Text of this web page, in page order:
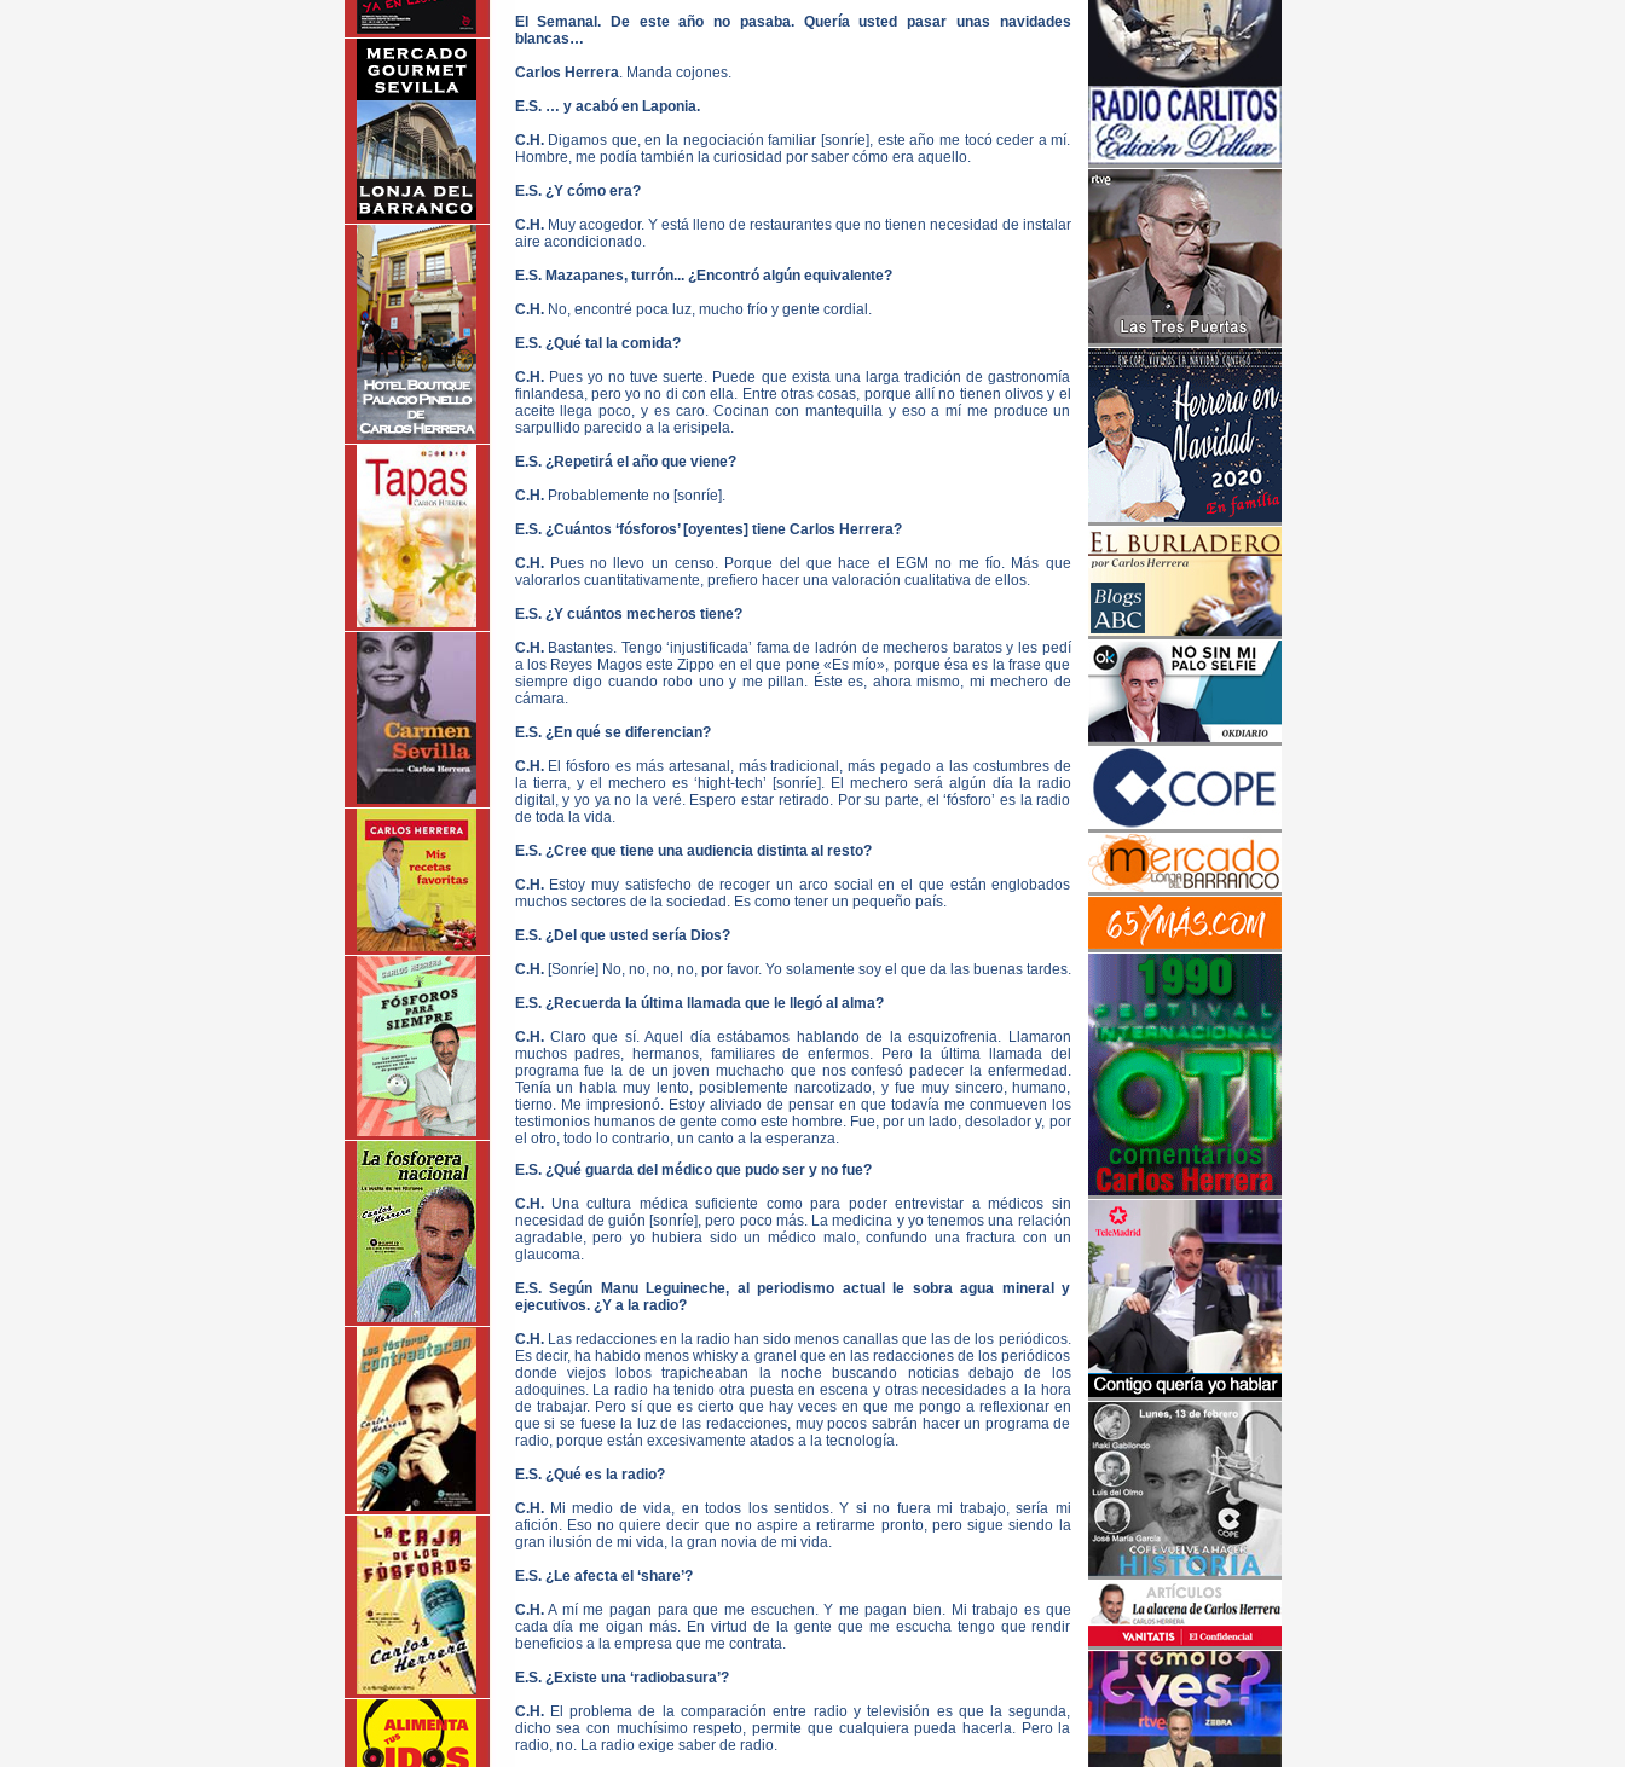
El Semanal. De este año no pasaba. Quería usted pasar unas navidades
blancas…
Carlos Herrera. Manda cojones.
E.S. … y acabó en Laponia.
C.H.Digamos que, en la negociación familiar [sonríe], este año me tocó ceder a mí.
Hombre, me podía también la curiosidad por saber cómo era aquello.
E.S. ¿Y cómo era?
C.H.Muy acogedor. Y está lleno de restaurantes que no tienen necesidad de instalar
aire acondicionado.
E.S. Mazapanes, turrón... ¿Encontró algún equivalente?
C.H.No, encontré poca luz, mucho frío y gente cordial.
E.S. ¿Qué tal la comida?
C.H.Pues yo no tuve suerte. Puede que exista una larga tradición de gastronomía
finlandesa, pero yo no di con ella. Entre otras cosas, porque allí no tienen olivos y el
aceite llega poco, y es caro. Cocinan con mantequilla y eso a mí me produce un
sarpullido parecido a la erisipela.
E.S. ¿Repetirá el año que viene?
C.H.Probablemente no [sonríe].
E.S. ¿Cuántos ‘fósforos’ [oyentes] tiene Carlos Herrera?
C.H.Pues no llevo un censo. Porque del que hace el EGM no me fío. Más que
valorarlos cuantitativamente, prefiero hacer una valoración cualitativa de ellos.
E.S. ¿Y cuántos mecheros tiene?
C.H.Bastantes. Tengo ‘injustificada’ fama de ladrón de mecheros baratos y les pedí
a los Reyes Magos este Zippo en el que pone «Es mío», porque ésa es la frase que
siempre digo cuando robo uno y me pillan. Éste es, ahora mismo, mi mechero de
cámara.
E.S. ¿En qué se diferencian?
C.H.El fósforo es más artesanal, más tradicional, más pegado a las costumbres de
la tierra, y el mechero es ‘hight-tech’ [sonríe]. El mechero será algún día la radio
digital, y yo ya no la veré. Espero estar retirado. Por su parte, el ‘fósforo’ es la radio
de toda la vida.
E.S. ¿Cree que tiene una audiencia distinta al resto?
C.H.Estoy muy satisfecho de recoger un arco social en el que están englobados
muchos sectores de la sociedad. Es como tener un pequeño país.
E.S. ¿Del que usted sería Dios?
C.H.[Sonríe] No, no, no, no, por favor. Yo solamente soy el que da las buenas tardes.
E.S. ¿Recuerda la última llamada que le llegó al alma?
C.H.Claro que sí. Aquel día estábamos hablando de la esquizofrenia. Llamaron
muchos padres, hermanos, familiares de enfermos. Pero la última llamada del
programa fue la de un joven muchacho que nos confesó padecer la enfermedad.
Tenía un habla muy lento, posiblemente narcotizado, y fue muy sincero, humano,
tierno. Me impresionó. Estoy aliviado de pensar en que todavía me conmueven los
testimonios humanos de gente como este hombre. Fue, por un lado, desolador y, por
el otro, todo lo contrario, un canto a la esperanza.
E.S. ¿Qué guarda del médico que pudo ser y no fue?
C.H.Una cultura médica suficiente como para poder entrevistar a médicos sin
necesidad de guión [sonríe], pero poco más. La medicina y yo tenemos una relación
agradable, pero yo hubiera sido un médico malo, confundo una fractura con un
glaucoma.
E.S. Según Manu Leguineche, al periodismo actual le sobra agua mineral y
ejecutivos. ¿Y a la radio?
C.H.Las redacciones en la radio han sido menos canallas que las de los periódicos.
Es decir, ha habido menos whisky a granel que en las redacciones de los periódicos
donde viejos lobos trapicheaban la noche buscando noticias debajo de los
adoquines. La radio ha tenido otra puesta en escena y otras necesidades a la hora
de trabajar. Pero sí que es cierto que hay veces en que me pongo a reflexionar en
que si se fuese la luz de las redacciones, muy pocos sabrán hacer un programa de
radio, porque están excesivamente atados a la tecnología.
E.S. ¿Qué es la radio?
C.H.Mi medio de vida, en todos los sentidos. Y si no fuera mi trabajo, sería mi
afición. Eso no quiere decir que no aspire a retirarme pronto, pero sigue siendo la
gran ilusión de mi vida, la gran novia de mi vida.
E.S. ¿Le afecta el ‘share’?
C.H.A mí me pagan para que me escuchen. Y me pagan bien. Mi trabajo es que
cada día me oigan más. En virtud de la gente que me escucha tengo que rendir
beneficios a la empresa que me contrata.
E.S. ¿Existe una ‘radiobasura’?
C.H.El problema de la comparación entre radio y televisión es que la segunda,
dicho sea con muchísimo respeto, permite que cualquiera pueda hacerla. Pero la
radio, no. La radio exige saber de radio.